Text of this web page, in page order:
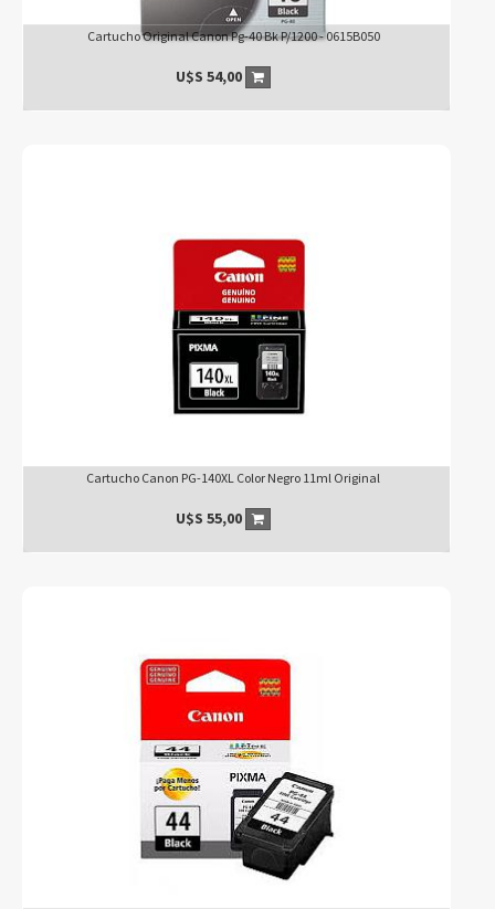
Cartucho Original Canon Pg-40 Bk P/1200 - 0615B050
U$S54,00
Cartucho Canon PG-140XL Color Negro 11ml Original
U$S55,00